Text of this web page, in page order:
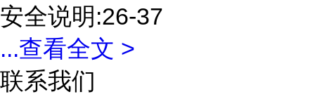
安全说明:26-37
...查看全文 >
联系我们